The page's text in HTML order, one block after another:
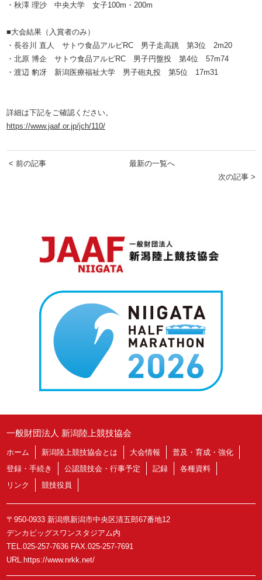
・秋澤 理沙 中央大学 女子100m・200m
■大会結果（入賞者のみ）
・長谷川 直人 サトウ食品アルビRC 男子走高跳 第3位 2m20
・北原 博企 サトウ食品アルビRC 男子円盤投 第4位 57m74
・渡辺 豹冴 新潟医療福祉大学 男子砲丸投 第5位 17m31
詳細は下記をご確認ください。
https://www.jaaf.or.jp/jch/110/
< 前の記事
最新の一覧へ
次の記事 >
一般財団法人 新潟陸上競技協会
ホーム 新潟陸上競技協会とは 大会情報
普及・育成・強化
登録・手続き
公認競技会・行事予定 記録
各種資料
リンク
競技役員
〒950-0933 新潟県新潟市中央区清五郎67番地12
デンカビッグスワンスタジアム内
TEL.025-257-7636 FAX.025-257-7691
URL.https://www.nrkk.net/